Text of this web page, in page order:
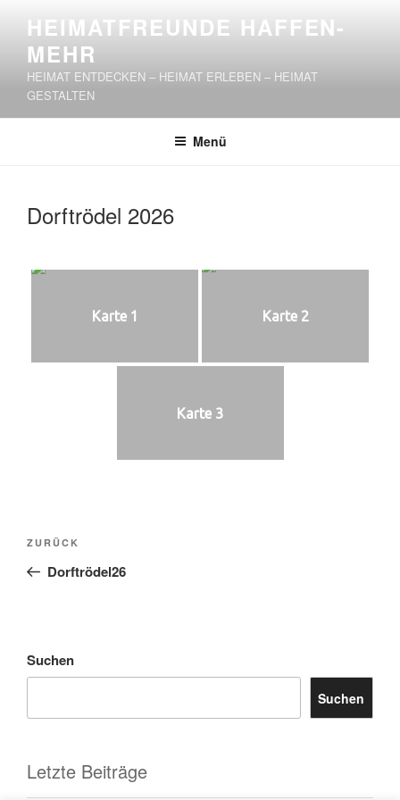
springen
HEIMATFREUNDE HAFFEN-
MEHR
HEIMAT ENTDECKEN – HEIMAT ERLEBEN – HEIMAT
GESTALTEN
Menü
Dorftrödel 2026
Karte 1 Karte 2
Karte 3
Beitrags-
Vorheriger
Beitrag
ZURÜCK
Dorftrödel26
Suchen
Suchen
Letzte Beiträge